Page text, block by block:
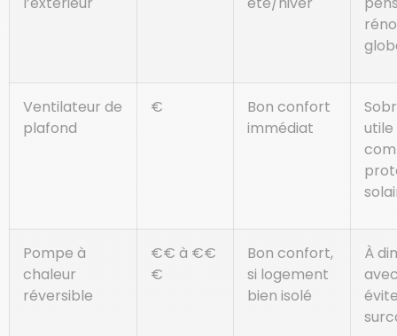
Ventilateur de
plafond
€
Bon confort
immédiat
utile
Pompe à
chaleur
réversible
€€ à €€
€
Bon confort,
si logement
bien isolé
À